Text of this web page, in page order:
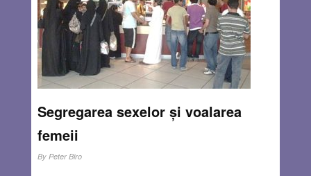
Segregarea sexelor și voalarea
femeii
By Peter Biro